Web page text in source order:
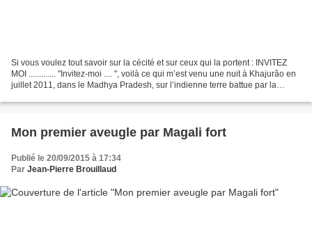
Si vous voulez tout savoir sur la cécité et sur ceux qui la portent : INVITEZ
MOI ............. "Invitez-moi .... ", voilà ce qui m’est venu une nuit à Khajurâo en
juillet 2011, dans le Madhya Pradesh, sur l’indienne terre battue par la
Mon premier aveugle par Magali fort
Publié le 20/09/2015 à 17:34
Par Jean-Pierre Brouillaud